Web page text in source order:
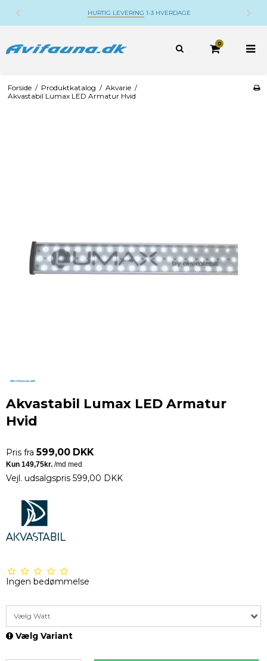
HURTIG LEVERING 1-3 HVERDAGE
0
Forside / Produktkatalog / Akvarie /
Akvastabil Lumax LED Armatur Hvid
Akvastabil Lumax LED Armatur
Hvid
Pris fra 599,00 DKK
Vejl. udsalgspris 599,00 DKK
Ingen bedømmelse
Vælg Watt
Vælg Variant